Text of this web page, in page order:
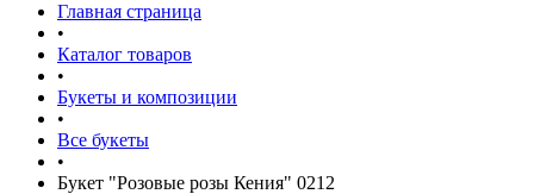
Главная страница
•
Каталог товаров
•
Букеты и композиции
•
Все букеты
•
Букет "Розовые розы Кения" 0212